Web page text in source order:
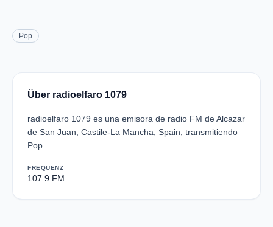
Pop
Über radioelfaro 1079
radioelfaro 1079 es una emisora de radio FM de Alcazar
de San Juan, Castile-La Mancha, Spain, transmitiendo
Pop.
FREQUENZ
107.9 FM